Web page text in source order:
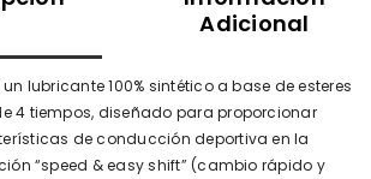
Adicional
un lubricante 100% sintético a base de esteres
4 tiempos, diseñado para proporcionar
de conducción deportiva en la
“speed & easy shift” (cambio rápido y